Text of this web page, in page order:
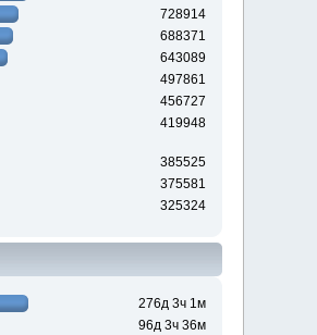
728914
688371
643089
497861
456727
419948
385525
375581
325324
276д 3ч 1м
96д 3ч 36м